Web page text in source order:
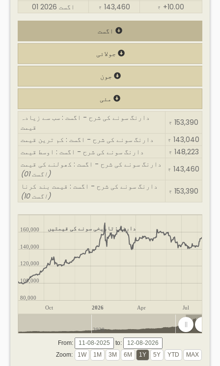
01 اگست 2026
₹ 143,460 ₹ +10.00
دارنگ سونے کی شرح - اگست : سب سے زیادہ
قیمت
₹ 153,390
دارنگ سونے کی شرح - اگست : کم ترین قیمت
₹ 143,040
دارنگ سونے کی شرح - اگست : اوسط قیمت
₹ 148,223
دارنگ سونے کی شرح - اگست : کھولنے کی قیمت
(01 اگست)
₹ 143,460
دارنگ سونے کی شرح - اگست : قیمت بند کرنا
(10 اگست)
₹ 153,390
دارنگ : تاریخی سونے کی قیمتیں
Oct 2026 Apr Jul
80,000
100,000
120,000
140,000
160,000
2020 2025
From:
to:
Zoom: